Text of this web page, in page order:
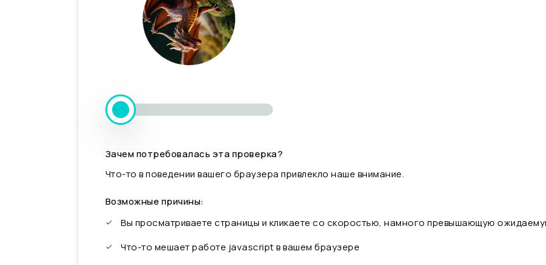
Зачем потребовалась эта проверка?
Что-то в поведении вашего браузера привлекло наше внимание.
Возможные причины:
Вы просматриваете страницы и кликаете со скоростью, намного превышающую
Что-то мешает работе javascript в вашем браузере